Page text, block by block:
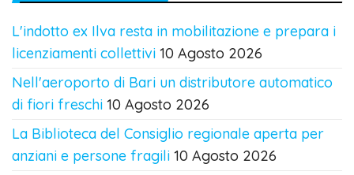
L'indotto ex Ilva resta in mobilitazione e prepara i
licenziamenti collettivi 10 Agosto 2026
Nell'aeroporto di Bari un distributore automatico
di fiori freschi 10 Agosto 2026
La Biblioteca del Consiglio regionale aperta per
anziani e persone fragili 10 Agosto 2026